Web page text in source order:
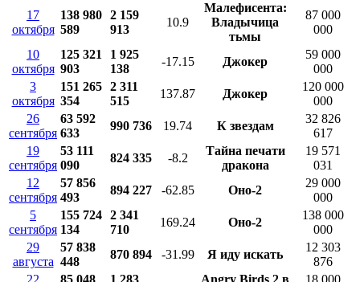
17
октября
138 980
589
2 159
913
10.9
Малефисента:
Владычица
тьмы
87 000
000
10
октября
125 321
903
1 925
138
-17.15 Джокер
59 000
000
3
октября
151 265
354
2 311
515
137.87 Джокер
120 000
000
26
сентября
63 592
633
990 736 19.74 К звездам
32 826
617
19
сентября
53 111
090
824 335 -8.2
Тайна печати
дракона
19 571
031
12
сентября
57 856
493
894 227 -62.85 Оно-2
29 000
000
5
сентября
155 724
134
2 341
710
169.24 Оно-2
138 000
000
29
августа
57 838
448
870 894 -31.99 Я иду искать
12 303
876